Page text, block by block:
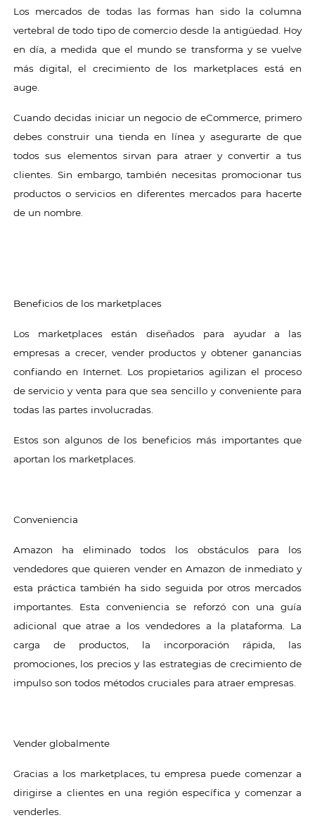
Los mercados de todas las formas han sido la columna
vertebral de todo tipo de comercio desde la antigüedad. Hoy
en día, a medida que el mundo se transforma y se vuelve
más digital, el crecimiento de los marketplaces está en
auge.
Cuando decidas iniciar un negocio de eCommerce, primero
debes construir una tienda en línea y asegurarte de que
todos sus elementos sirvan para atraer y convertir a tus
clientes. Sin embargo, también necesitas promocionar tus
productos o servicios en diferentes mercados para hacerte
de un nombre.
Beneficios de los marketplaces
Los marketplaces están diseñados para ayudar a las
empresas a crecer, vender productos y obtener ganancias
confiando en Internet. Los propietarios agilizan el proceso
de servicio y venta para que sea sencillo y conveniente para
todas las partes involucradas.
Estos son algunos de los beneficios más importantes que
aportan los marketplaces.
Conveniencia
Amazon ha eliminado todos los obstáculos para los
vendedores que quieren vender en Amazon de inmediato y
esta práctica también ha sido seguida por otros mercados
importantes. Esta conveniencia se reforzó con una guía
adicional que atrae a los vendedores a la plataforma. La
carga de productos, la incorporación rápida, las
promociones, los precios y las estrategias de crecimiento de
impulso son todos métodos cruciales para atraer empresas.
Vender globalmente
Gracias a los marketplaces, tu empresa puede comenzar a
dirigirse a clientes en una región específica y comenzar a
venderles.